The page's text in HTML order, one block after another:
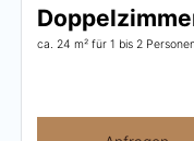
ca. 24 m² für 1 bis 2